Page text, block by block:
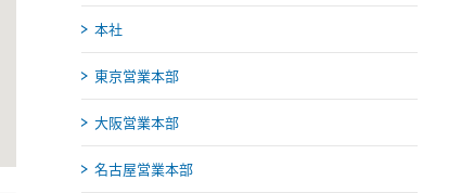
本社
東京営業本部
大阪営業本部
名古屋営業本部